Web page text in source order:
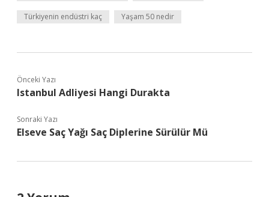
Türkiyenin endüstri kaç Yaşam 50 nedir
Önceki Yazı
Istanbul Adliyesi Hangi Durakta
Sonraki Yazı
Elseve Saç Yağı Saç Diplerine Sürülür Mü